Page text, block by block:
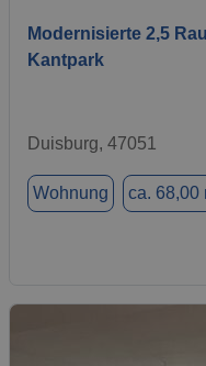
Modernisierte 2,5
Kantpark
Duisburg, 47051
Wohnung ca. 68,00